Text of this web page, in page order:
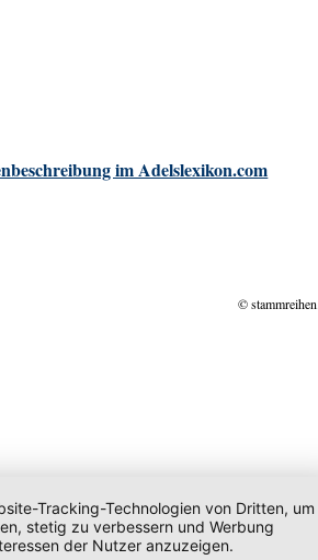
im Adelslexikon.com
©
Tracking-Technologien von Dritten, um
stetig zu verbessern und Werbung
der Nutzer anzuzeigen.